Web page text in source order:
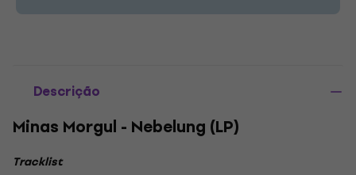
Descrição
Minas Morgul - Nebelung (LP)
Tracklist